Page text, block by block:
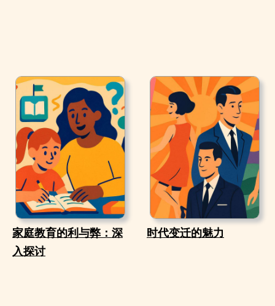
家庭教育的利与弊：深
入探讨
时代变迁的魅力